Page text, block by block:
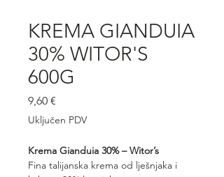
KREMA GIANDUIA
30% WITOR'S
600G
9,60 €
Uključen PDV
Krema Gianduia 30% – Witor’s
Fina talijanska krema od lješnjaka i